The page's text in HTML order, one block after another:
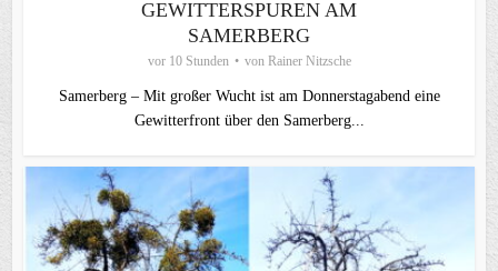
EWITTERSPUREN AM S
AMERBERG
vor 10 Stunden von Rainer Nitzsche
Samerberg – Mit großer Wucht ist am Donnerstagabend eine
Gewitterfront über den Samerberg...